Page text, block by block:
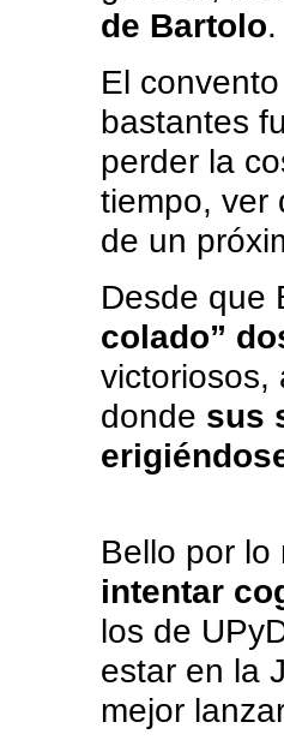
de Bartolo.
El
bastantes
perder la
tiempo, ver
de un
Desde que
colado”
victoriosos,
donde sus
Bello por
intentar
los de
estar en la
mejor